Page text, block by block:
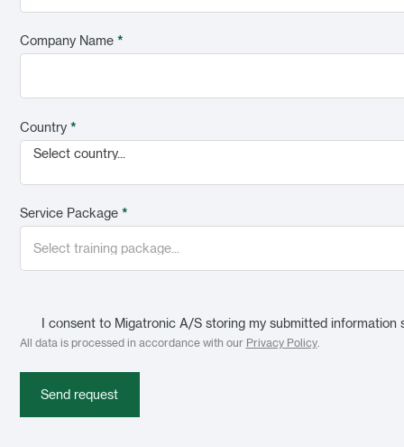
Company Name *
Country *
Select country...
Service Package *
I consent to Migatronic A/S storing my submitted information
All data is processed in accordance with our Privacy Policy.
Send request